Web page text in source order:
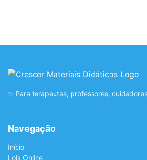
✨ Para terapeutas, professores,
Navegação
Início
Loja Online